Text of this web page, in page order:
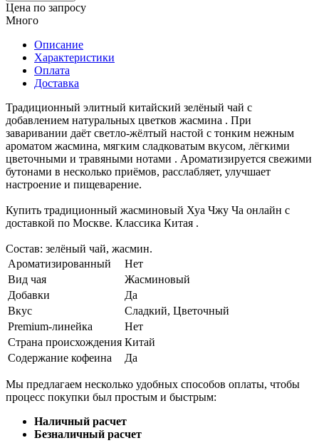
Цена по запросу
Много
Описание
Характеристики
Оплата
Доставка
Традиционный элитный китайский зелёный чай с
добавлением натуральных цветков жасмина . При
заваривании даёт светло-жёлтый настой с тонким нежным
ароматом жасмина, мягким сладковатым вкусом, лёгкими
цветочными и травяными нотами . Ароматизируется свежими
бутонами в несколько приёмов, расслабляет, улучшает
настроение и пищеварение.
Купить традиционный жасминовый Хуа Чжу Ча онлайн с
доставкой по Москве. Классика Китая .
Состав: зелёный чай, жасмин.
Ароматизированный
Нет
Вид чая
Жасминовый
Добавки
Да
Вкус
Сладкий, Цветочный
Premium-линейка
Нет
Страна происхождения Китай
Содержание кофеина
Да
Мы предлагаем несколько удобных способов оплаты, чтобы
процесс покупки был простым и быстрым:
Наличный расчет
Безналичный расчет